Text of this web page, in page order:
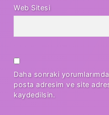
Web Sitesi
Daha sonraki
posta adresim ve site
kaydedilsin.